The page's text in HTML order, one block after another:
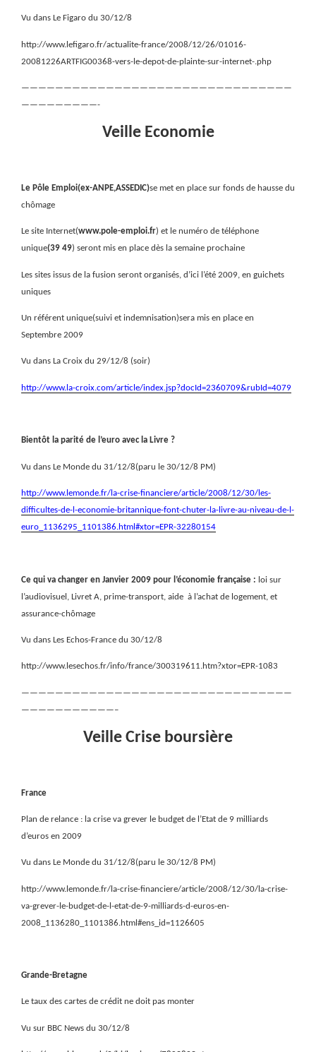
Vu dans Le Figaro du 30/12/8
http://www.lefigaro.fr/actualite-france/2008/12/26/01016-
20081226ARTFIG00368-vers-le-depot-de-plainte-sur-internet-.php
————————————————————————————————
—————————-
Veille Economie
Le Pôle Emploi(ex-ANPE,ASSEDIC)se met en place sur fonds de hausse du
chômage
Le site Internet(www.pole-emploi.fr) et le numéro de téléphone
unique(39 49) seront mis en place dès la semaine prochaine
Les sites issus de la fusion seront organisés, d’ici l’été 2009, en guichets
uniques
Un référent unique(suivi et indemnisation)sera mis en place en
Septembre 2009
Vu dans La Croix du 29/12/8 (soir)
http://www.la-croix.com/article/index.jsp?docId=2360709&rubId=4079
Bientôt la parité de l’euro avec la Livre ?
Vu dans Le Monde du 31/12/8(paru le 30/12/8 PM)
http://www.lemonde.fr/la-crise-financiere/article/2008/12/30/les-
difficultes-de-l-economie-britannique-font-chuter-la-livre-au-niveau-de-l-
euro_1136295_1101386.html#xtor=EPR-32280154
Ce qui va changer en Janvier 2009 pour l’économie française : oi sur
l’audiovisuel, Livret A, prime-transport, aide à l’achat de logement, et
assurance-chômage
Vu dans Les Echos-France du 30/12/8
http://www.lesechos.fr/info/france/300319611.htm?xtor=EPR-1083
————————————————————————————————
———————————–
Veille Crise boursière
France
Plan de relance : la crise va grever le budget de l’Etat de 9 milliards
d’euros en 2009
Vu dans Le Monde du 31/12/8(paru le 30/12/8 PM)
http://www.lemonde.fr/la-crise-financiere/article/2008/12/30/la-crise-
va-grever-le-budget-de-l-etat-de-9-milliards-d-euros-en-
2008_1136280_1101386.html#ens_id=1126605
Grande-Bretagne
Le taux des cartes de crédit ne doit pas monter
Vu sur BBC News du 30/12/8